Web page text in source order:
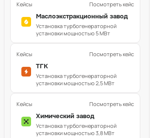
Кейсы
Посмотреть кейс
Маслоэкстракционный завод
Установка турбогенераторной
установки мощностью 5 МВт
Кейсы Посмотреть кейс
ТГК
Установка турбогенераторной
установки мощностью 2,5 МВт
Кейсы Посмотреть кейс
Химический завод
Установка турбогенераторной
установки мощностью 3,8 МВт